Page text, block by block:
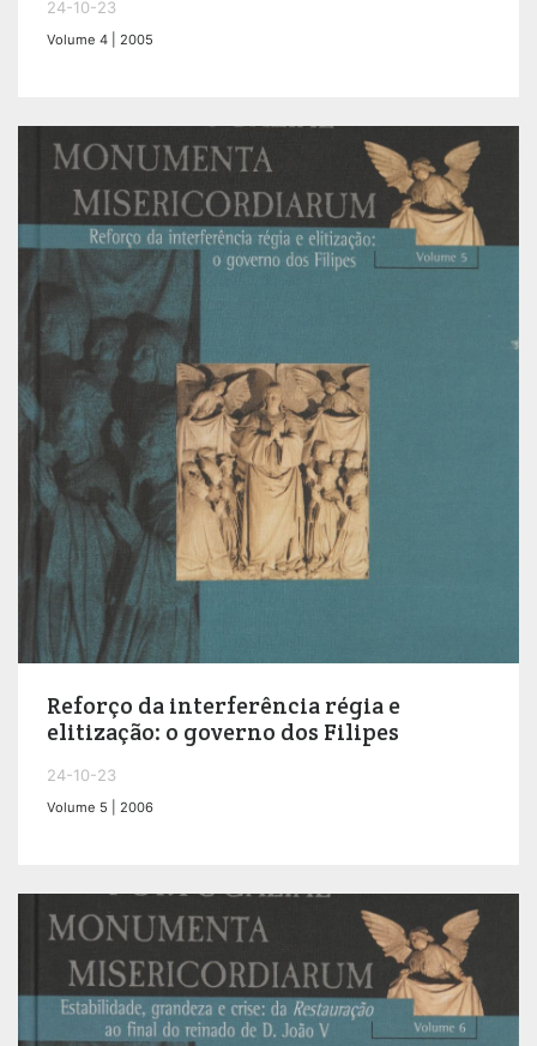
24-10-23
Volume 4 | 2005
Reforço da interferência régia e
elitização: o governo dos Filipes
24-10-23
Volume 5 | 2006